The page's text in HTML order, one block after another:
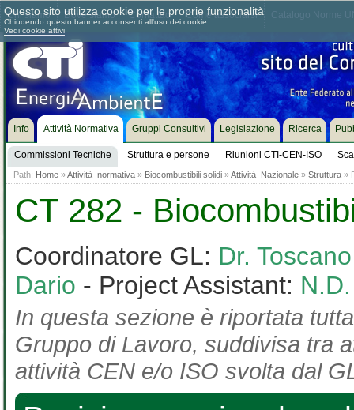
Chi siamo Dove siamo Contattaci Come associarsi
Info Attività Normativa
Commissioni Tecniche Struttura e persone Riunioni CTI-CEN-ISO
Gruppi Consultivi Legislazione Ricerca
Path: Home »Attività normativa » Biocombustibili solidi »Attività Nazionale » Struttura »
CT 282 -
Coordinatore GL: Dr.
Dario - Project Assistant: N.D.
In questa sezione è riportata
Gruppo di Lavoro, suddivisa tra
attività CEN e/o ISO svolta dal
Questo sito utilizza cookie per le proprie funzionalità
Chiudendo questo banner acconsenti all'uso dei cookie.
Vedi cookie attivi